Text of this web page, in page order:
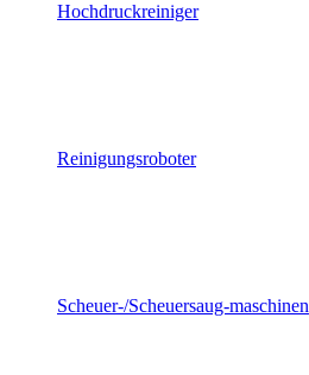
Hochdruckreiniger
Reinigungsroboter
Scheuer-/Scheuersaug-maschinen